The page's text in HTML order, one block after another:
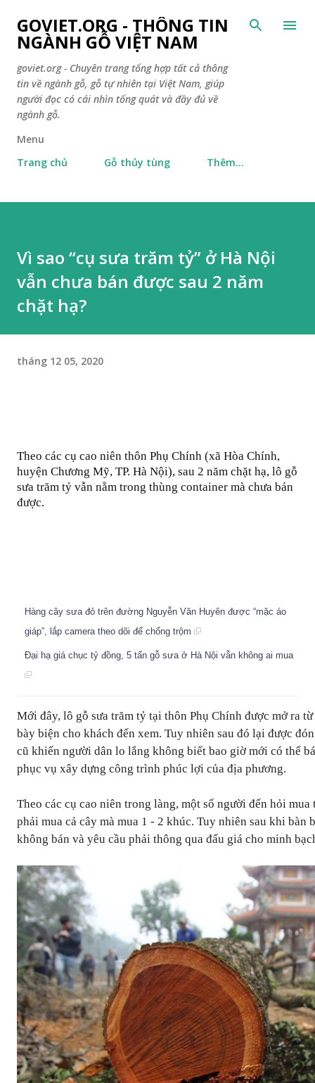
Chuyển đến nội dung chính
GOVIET.ORG - THÔNG TIN
NGÀNH GỖ VIỆT NAM
goviet.org - Chuyên trang tổng hợp tất cả thông
tin về ngành gỗ, gỗ tự nhiên tại Việt Nam, giúp
người đọc có cái nhìn tổng quát và đầy đủ về
ngành gỗ.
Menu
Trang chủ
Gỗ thủy tùng Thêm…
Vì sao “cụ sưa trăm tỷ” ở Hà Nội
vẫn chưa bán được sau 2 năm
chặt hạ?
tháng 12 05, 2020
Theo các cụ cao niên thôn Phụ Chính (xã Hòa Chính,
huyện Chương Mỹ, TP. Hà Nội), sau 2 năm chặt hạ, lô gỗ
sưa trăm tỷ vẫn nằm trong thùng container mà chưa bán
được.
Hàng cây sưa đỏ trên đường Nguyễn Văn Huyên được “mặc áo
giáp”, lắp camera theo dõi để chống trộm
Đại hạ giá chục tỷ đồng, 5 tấn gỗ sưa ở Hà Nội vẫn không ai mua
Mới đây, lô gỗ sưa trăm tỷ tại thôn Phụ Chính được mở ra
bày biện cho khách đến xem. Tuy nhiên sau đó lại được
cũ khiến người dân lo lắng không biết bao giờ mới có thể
phục vụ xây dựng công trình phúc lợi của địa phương.
Theo các cụ cao niên trong làng, một số người đến hỏi
phải mua cả cây mà mua 1 - 2 khúc. Tuy nhiên sau khi bàn
không bán và yêu cầu phải thông qua đấu giá cho minh